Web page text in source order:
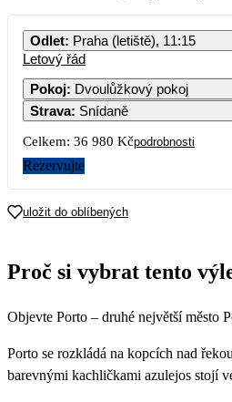
Odlet: Praha (letiště), 11:15
Letový řád
Pokoj: Dvoulůžkový pokoj
Strava: Snídaně
Celkem: 36 980 Kčpodrobnosti
Rezervujte
uložit do oblíbených
Proč si vybrat tento
Objevte Porto – druhé největší město
Porto se rozkládá na kopcích nad
barevnými kachličkami azulejos stojí